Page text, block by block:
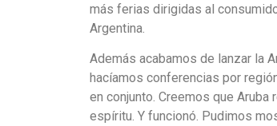
más ferias dirigidas al
Argentina.
Además acabamos de lanzar la
hacíamos conferencias por
en conjunto. Creemos que
espíritu. Y funcionó. Pudimos